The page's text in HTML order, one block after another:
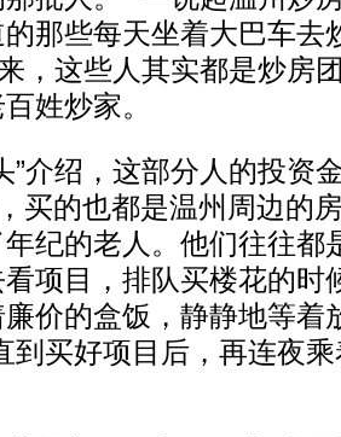
那些每天坐着大巴车去
，这些人其实都是炒房
姓炒家。
绍，这部分人的投资
买的也都是温州周边的
纪的老人。他们往往都
项目，排队买楼花的时
价的盒饭，静静地等着
到买好项目后，再连夜